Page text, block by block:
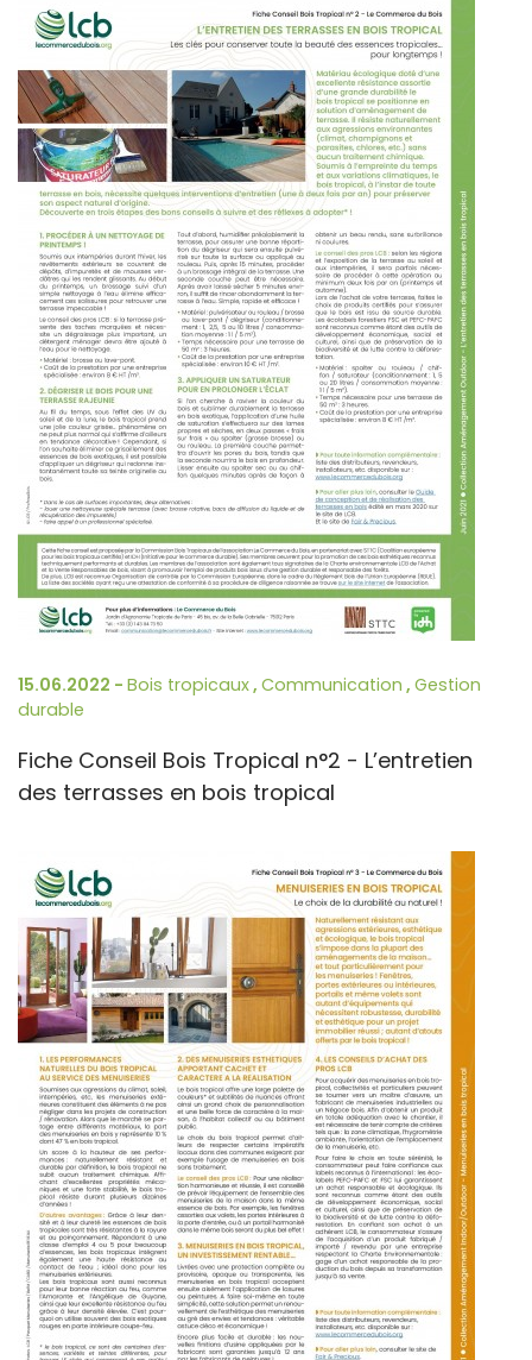
15.06.2022 - Bois tropicaux, Communication , Gestion
durable
Fiche Conseil Bois Tropical n°2 - L’entretien
des terrasses en bois tropical